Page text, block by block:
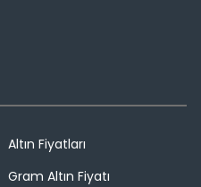
Altın Fiyatları
Gram Altın Fiyatı